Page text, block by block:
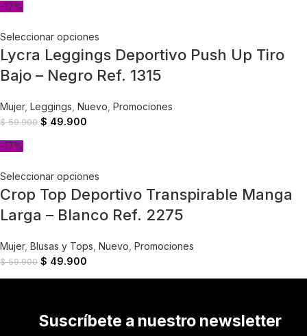
-17%
Seleccionar opciones
Lycra Leggings Deportivo Push Up Tiro
Bajo – Negro Ref. 1315
Mujer, Leggings Nuevo Promociones
$59.900 $ 49.900
-17%
Seleccionar opciones
Crop Top Deportivo Transpirable Manga
Larga – Blanco Ref. 2275
Mujer, Blusas y Tops Nuevo Promociones
$59.900 $ 49.900
Suscríbete a nuestro newsletter